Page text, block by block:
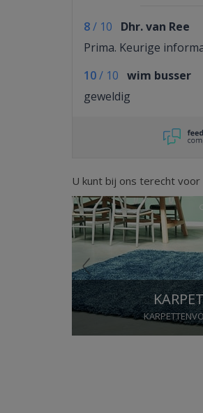
8/ 10
Dhr. van Ree
Prima. Keurige
10/ 10 wim busser
geweldig
U kunt bij ons terecht voor
Previous 1